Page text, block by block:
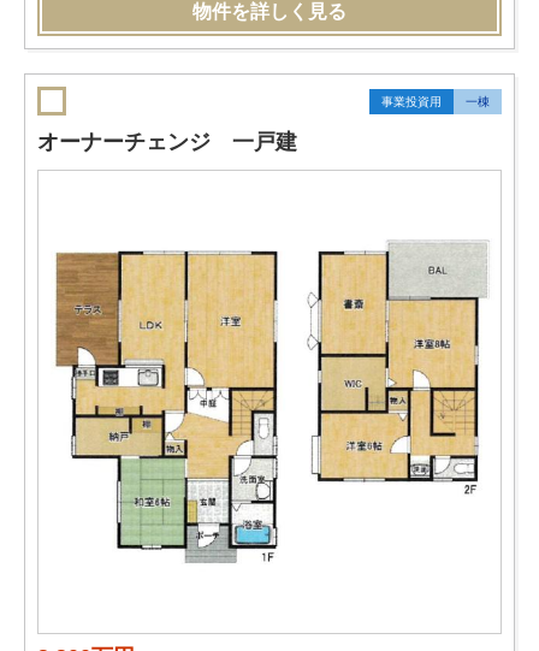
物件を詳しく見る
事業投資用 一棟
オーナーチェンジ 一戸建